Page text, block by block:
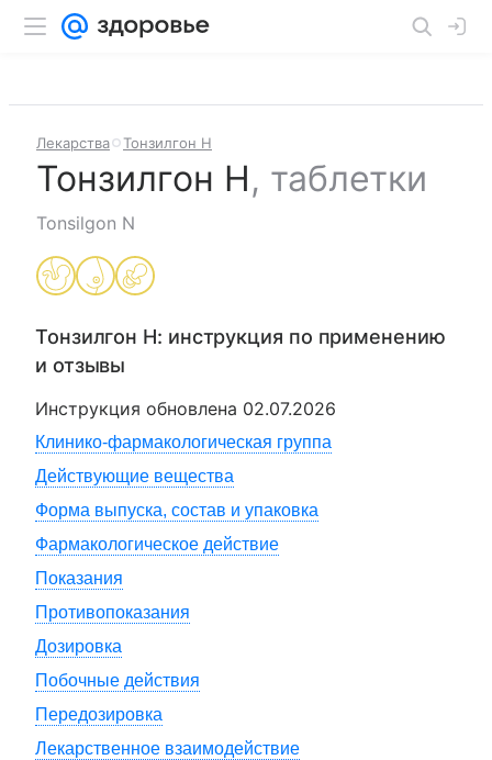
Лекарства Тонзилгон Н
Тонзилгон Н, таблетки
Tonsilgon N
Тонзилгон Н: инструкция по применению
и отзывы
Инструкция обновлена 02.07.2026
Клинико-фармакологическая группа
Действующие вещества
Форма выпуска, состав и упаковка
Фармакологическое действие
Показания
Противопоказания
Дозировка
Побочные действия
Передозировка
Лекарственное взаимодействие